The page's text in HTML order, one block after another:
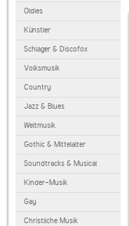
Oldies
Künstler
Schlager & Discofox
Volksmusik
Country
Jazz & Blues
Weltmusik
Gothic & Mittelalter
Soundtracks & Musical
Kinder-Musik
Gay
Christliche Musik